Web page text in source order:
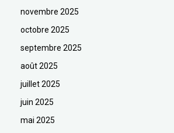
novembre 2025
octobre 2025
septembre 2025
août 2025
juillet 2025
juin 2025
mai 2025